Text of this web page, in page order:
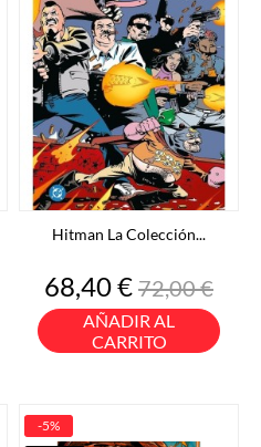
Hitman La Colección...
Precio
68,40 €Precio
base
72,00 €
AÑADIR AL
CARRITO
-5%